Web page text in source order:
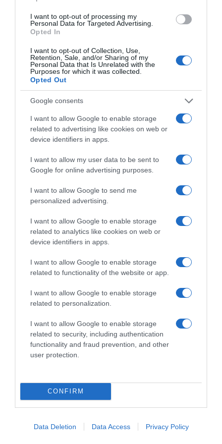
I want to opt-out of processing my
Personal Data for Targeted Advertising.
Opted In
I want to opt-out of Collection, Use,
Retention, Sale, and/or Sharing of my
Personal Data that Is Unrelated with the
Purposes for which it was collected.
Opted Out
Google consents
I want to allow Google to enable storage
related to advertising like cookies on web or
device identifiers in apps.
I want to allow my user data to be sent to
Google for online advertising purposes.
I want to allow Google to send me
personalized advertising.
I want to allow Google to enable storage
related to analytics like cookies on web or
device identifiers in apps.
I want to allow Google to enable storage
related to functionality of the website or app.
I want to allow Google to enable storage
related to personalization.
I want to allow Google to enable storage
related to security, including authentication
functionality and fraud prevention, and other
user protection.
CONFIRM
Data Deletion Data Access Privacy Policy
Ειδήσεις σήμερα :
Δράμα: Το αποχαιρετιστήριο μήνυμα του
ορειβάτη που ήταν μαζί με τον Χρήστο –
“Έχασα ένα φίλο, σταματήστε τις
θεωρίες”
Δημοσκόπηση Interview: Προβάδισμα
14,1% της ΝΔ έναντι του δεύτερου
πηγή στην Google
Ακολούθησε το debater.gr στοGoogle News
και μάθετε πρώτοι όλες τις ειδήσεις
Share Tweet
ΔΑΣΜΟΙ ΚΙΝΑ ΝΤΟΝΑΛΝΤ ΤΡΑΜΠ